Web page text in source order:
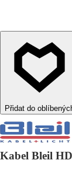
Kabel Bleil